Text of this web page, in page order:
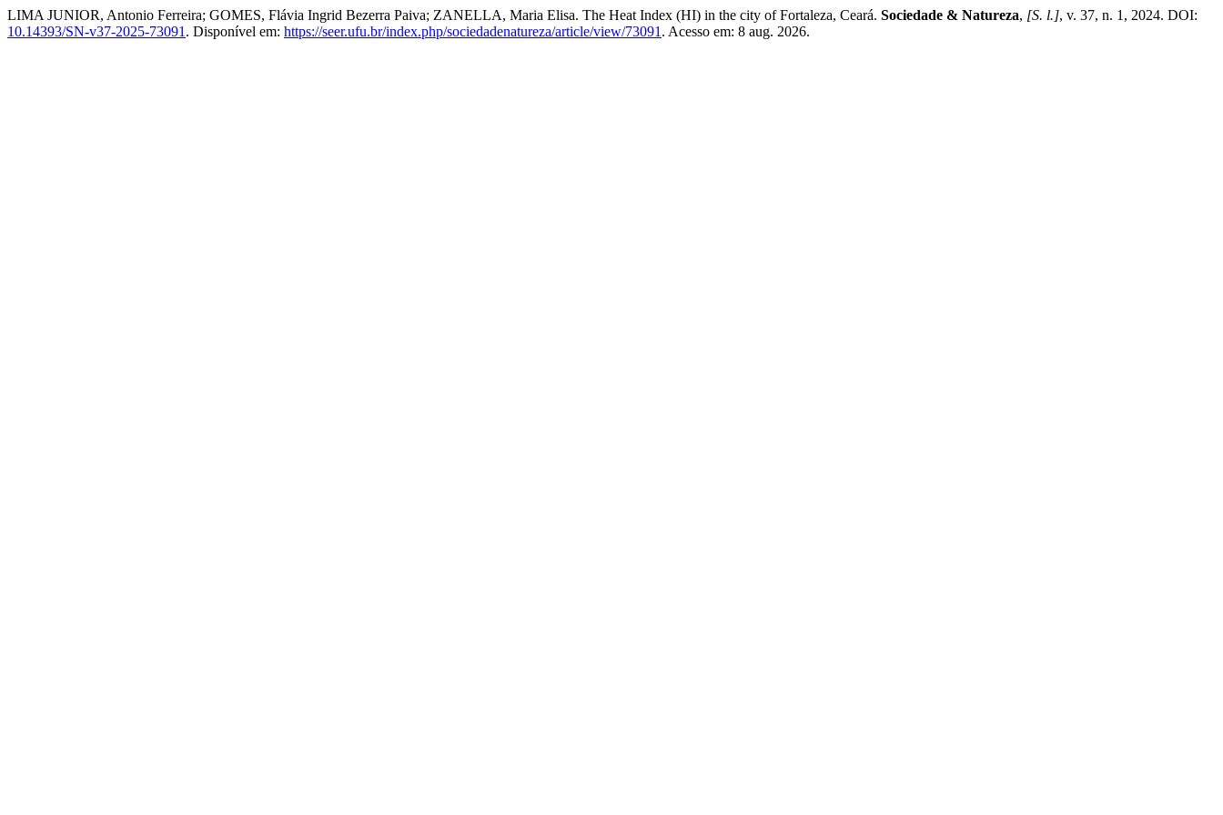
LIMA JUNIOR, Antonio Ferreira; GOMES, Flávia Ingrid Bezerra Paiva; ZANELLA, Maria Elisa. The Heat Index (HI) in the city of Fortaleza, Ceará. Sociedade & Natureza, [S. l.], v. 37, n. 1, 2024. DOI:
10.14393/SN-v37-2025-73091 . Disponível em: https://seer.ufu.br/index.php/sociedadenatureza/article/view/73091 . Acesso em: 8 aug. 2026.